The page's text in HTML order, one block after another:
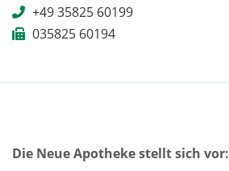
+49 35825 60199
035825 60194
Die Neue Apotheke stellt sich vor: